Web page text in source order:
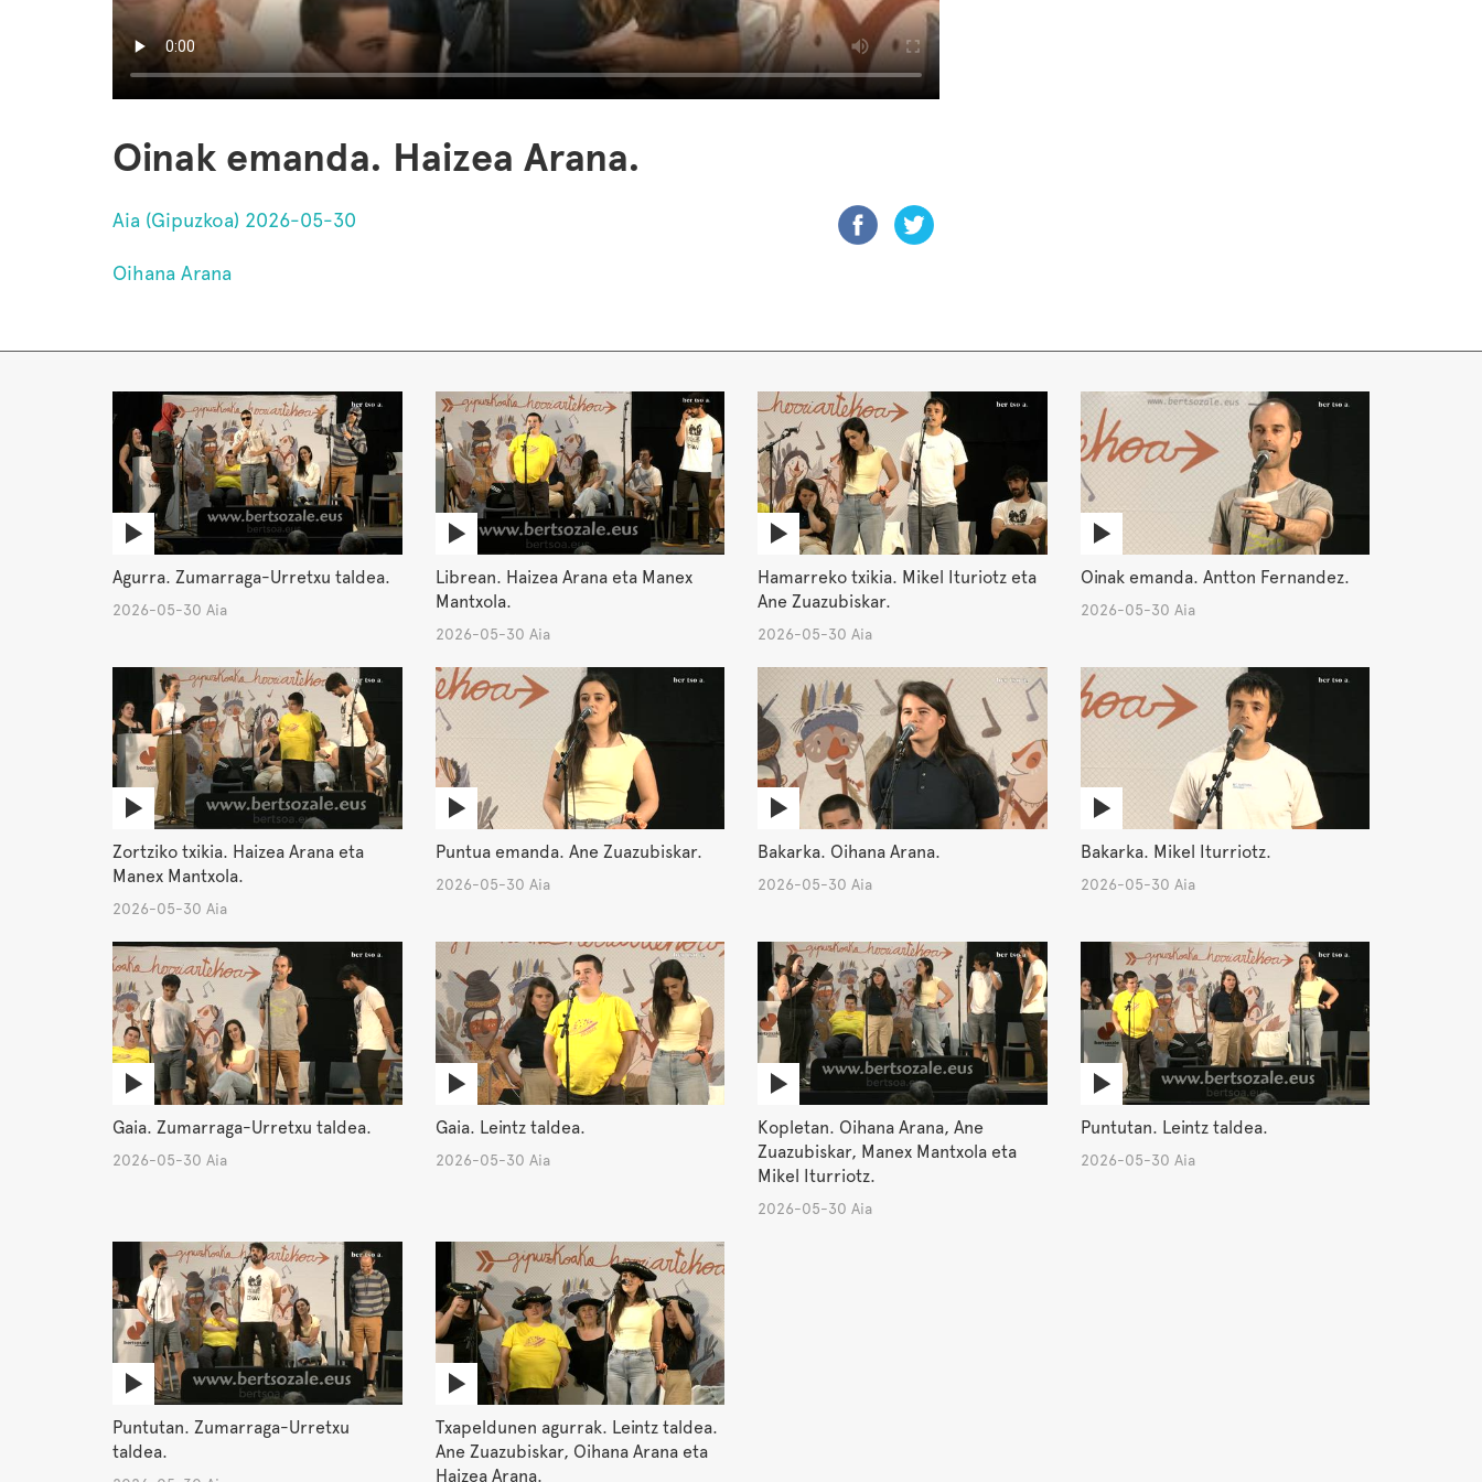
Oinak emanda. Haizea Arana.
Aia (Gipuzkoa) 2026-05-30
Oihana Arana
Agurra. Zumarraga-Urretxu taldea.
2026-05-30 Aia
Librean. Haizea Arana eta Manex
Mantxola.
2026-05-30 Aia
Hamarreko txikia. Mikel Ituriotz eta
Ane Zuazubiskar.
2026-05-30 Aia
Oinak emanda. Antton Fernandez.
2026-05-30 Aia
Zortziko txikia. Haizea Arana eta
Manex Mantxola.
2026-05-30 Aia
Puntua emanda. Ane Zuazubiskar.
2026-05-30 Aia
Bakarka. Oihana Arana.
2026-05-30 Aia
Bakarka. Mikel Iturriotz.
2026-05-30 Aia
Gaia. Zumarraga-Urretxu taldea.
2026-05-30 Aia
Gaia. Leintz taldea.
2026-05-30 Aia
Kopletan. Oihana Arana, Ane
Zuazubiskar, Manex Mantxola eta
Mikel Iturriotz.
2026-05-30 Aia
Puntutan. Leintz taldea.
2026-05-30 Aia
Puntutan. Zumarraga-Urretxu
taldea.
Txapeldunen agurrak. Leintz taldea.
Ane Zuazubiskar, Oihana Arana eta
Haizea Arana.